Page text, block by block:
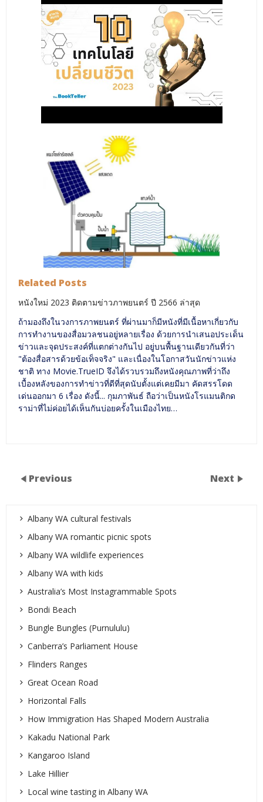
Related Posts
หนังใหม่ 2023 ติดตามข่าวภาพยนตร์ ปี 2566 ล่าสุด
ถ้ามองถึงในวงการภาพยนตร์ ที่ผ่านมาก็มีหนังที่มีเนื้อหาเกี่ยวกับ
การทำงานของสื่อมวลชนอยู่หลายเรื่อง ด้วยการนำเสนอประเด็น
ข่าวและจุดประสงค์ที่แตกต่างกันไป อยู่บนพื้นฐานเดียวกันที่ว่า
"ต้องสื่อสารด้วยข้อเท็จจริง" และเนื่องในโอกาสวันนักข่าวแห่ง
ชาติ ทาง Movie.TrueID จึงได้รวบรวมถึงหนังคุณภาพที่ว่าถึง
เบื้องหลังของการทำข่าวที่ดีที่สุดนับตั้งแต่เคยมีมา คัดสรรโดด
เด่นออกมา 6 เรื่อง ดังนี้... กุมภาพันธ์ ถือว่าเป็นหนังโรแมนติกด
ราม่าที่ไม่ค่อยได้เห็นกันบ่อยครั้งในเมืองไทย…
Previous Next
Albany WA cultural festivals
Albany WA romantic picnic spots
Albany WA wildlife experiences
Albany WA with kids
Australia’s Most Instagrammable Spots
Bondi Beach
Bungle Bungles (Purnululu)
Canberra’s Parliament House
Flinders Ranges
Great Ocean Road
Horizontal Falls
How Immigration Has Shaped Modern Australia
Kakadu National Park
Kangaroo Island
Lake Hillier
Local wine tasting in Albany WA